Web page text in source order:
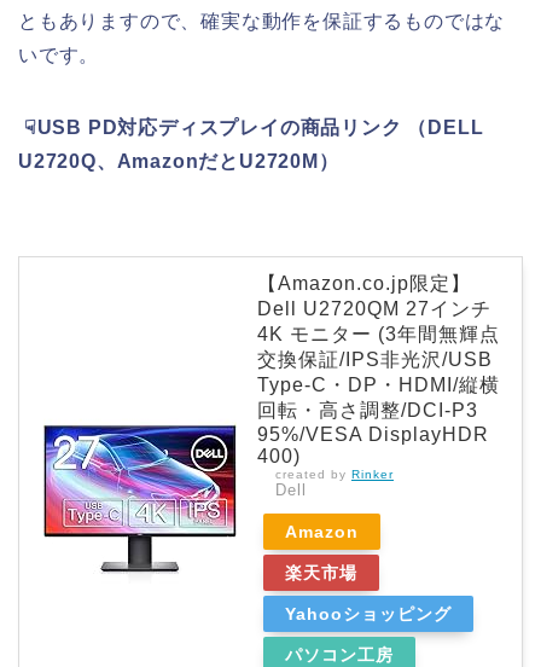
ともありますので、確実な動作を保証するものではな
いです。
☟USB PD対応ディスプレイの商品リンク （DELL
U2720Q、AmazonだとU2720M）
【Amazon.co.jp限定】
Dell U2720QM 27インチ
4K モニター (3年間無輝点
交換保証/IPS非光沢/USB
Type-C・DP・HDMI/縦横
回転・高さ調整/DCI-P3
95%/VESA DisplayHDR
400)
created by Rinker
Dell
Amazon
楽天市場
Yahooショッピング
パソコン工房